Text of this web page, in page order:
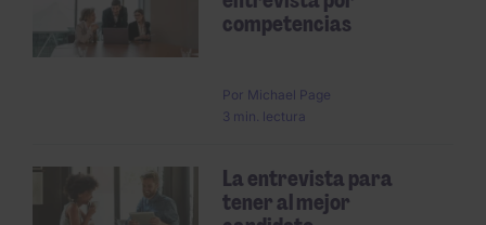
competencias
Por Michael Page
3 min. lectura
La entrevista para
tener al mejor